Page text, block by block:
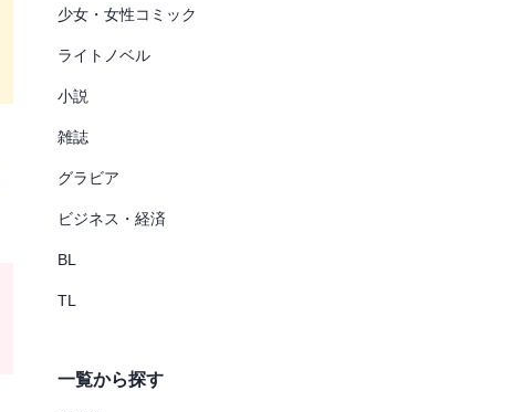
少女・女性コミック
ライトノベル
小説
雑誌
グラビア
ビジネス・経済
BL
TL
一覧から探す